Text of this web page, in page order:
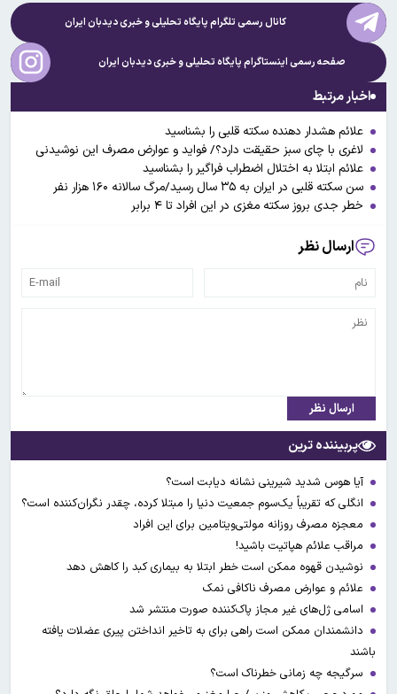
کانال رسمی تلگرام پایگاه تحلیلی و خبریدیدبان ایران
صفحه رسمی اینستاگرام پایگاه تحلیلی و خبریدیدبان ایران
اخبار مرتبط
علائم هشدار دهنده سکته قلبی را بشناسید
لاغری با چای سبز حقیقت دارد؟/ فواید و عوارض مصرف این نوشیدنی
علائم ابتلا به اختلال اضطراب فراگیر را بشناسید
سن سکته قلبی در ایران به ۳۵ سال رسید/مرگ سالانه ۱۶۰ هزار نفر
خطر جدی بروز سکته مغزی در این افراد تا ۴ برابر
ارسال نظر
ارسال نظر
پربیننده ترین
آیا هوس شدید شیرینی نشانه دیابت است؟
انگلی که تقریباً یک‌سوم جمعیت دنیا را مبتلا کرده، چقدر نگران‌کننده است؟
معجزه مصرف روزانه مولتی‌ویتامین برای این افراد
مراقب علائم هپاتیت باشید!
نوشیدن قهوه ممکن است خطر ابتلا به بیماری کبد را کاهش دهد
علائم و عوارض مصرف ناکافی نمک
اسامی ژل‌های غیر مجاز پاک‌کننده صورت منتشر شد
دانشمندان ممکن است راهی برای به تاخیر انداختن پیری عضلات یافته
باشند
سرگیجه چه زمانی خطرناک است؟